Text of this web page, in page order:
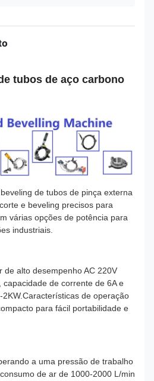
tubos de aço carbono
de tubos de pinça externa
e beveling precisos para
várias opções de potência para
industriais.
de alto desempenho AC 220V
de corrente de 6A e
de operação
para fácil portabilidade e
a uma pressão de trabalho
de ar de 1000-2000 L/min